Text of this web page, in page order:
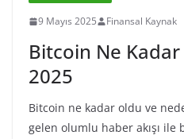
9 Mayıs 2025 Finansal Kaynak
Bitcoin Ne Kadar
2025
Bitcoin ne kadar oldu ve
gelen olumlu haber akışı